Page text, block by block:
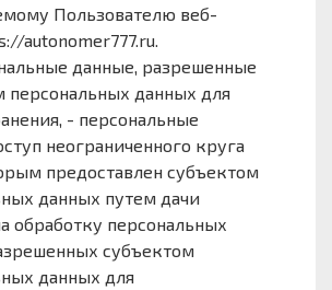
Пользователю веб-
autonomer777.ru.
данные, разрешенные
персональных данных для
- персональные
неограниченного круга
предоставлен субъектом
данных путем дачи
обработку персональных
субъектом
данных для